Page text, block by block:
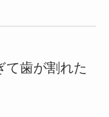
て歯が割れた